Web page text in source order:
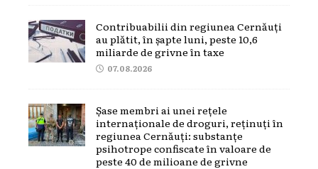
Contribuabilii din regiunea Cernăuți
au plătit, în șapte luni, peste 10,6
miliarde de grivne în taxe
07.08.2026
Șase membri ai unei rețele
internaționale de droguri, reținuți în
regiunea Cernăuți: substanțe
psihotrope confiscate în valoare de
peste 40 de milioane de grivne